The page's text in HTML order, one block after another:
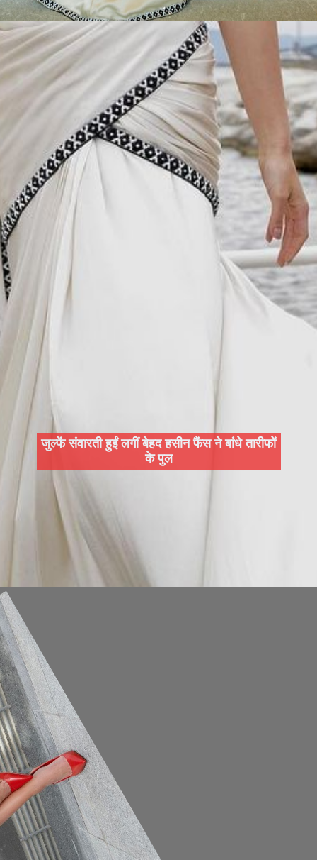
जुल्फें संवारती हुईं लगीं बेहद हसीन फैंस ने बांधे तारीफों
के पुल